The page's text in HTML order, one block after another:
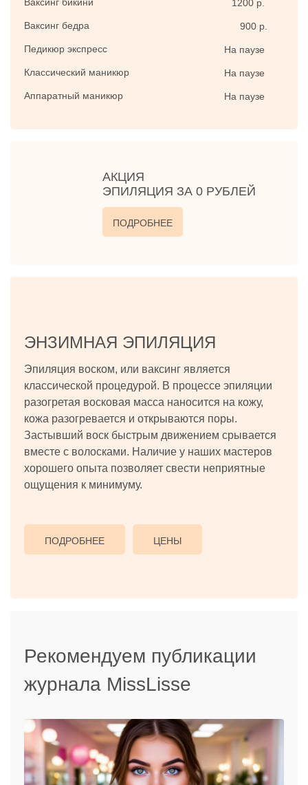
1200 р.
Ваксинг бедра 900 р.
Педикюр экспресс На паузе
Классический маникюр На паузе
Аппаратный маникюр На паузе
АКЦИЯ
ЭПИЛЯЦИЯ ЗА 0 РУБЛЕЙ
ПОДРОБНЕЕ
ЭНЗИМНАЯ ЭПИЛЯЦИЯ
Эпиляция воском, или ваксинг является
классической процедурой. В процессе эпиляции
разогретая восковая масса наносится на кожу,
кожа разогревается и открываются поры.
Застывший воск быстрым движением срывается
вместе с волосками. Наличие у наших мастеров
хорошего опыта позволяет свести неприятные
ощущения к минимуму.
ПОДРОБНЕЕ ЦЕНЫ
Рекомендуем публикации
журнала MissLisse